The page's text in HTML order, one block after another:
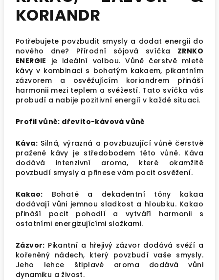
KORIANDR
Potřebujete povzbudit smysly a dodat energii do
nového dne? Přírodní sójová svíčka ZRNKO
ENERGIE je ideální volbou. Vůně čerstvě mleté
kávy v kombinaci s bohatým kakaem, pikantním
zázvorem a osvěžujícím koriandrem přináší
harmonii mezi teplem a svěžestí. Tato svíčka vás
probudí a nabije pozitivní energií v každé situaci.
Profil vůně: dřevito-kávová vůně
Káva: Silná, výrazná a povzbuzující vůně čerstvě
pražené kávy je středobodem této vůně. Káva
dodává intenzivní aroma, které okamžitě
povzbudí smysly a přinese vám pocit osvěžení.
Kakao: Bohaté a dekadentní tóny kakaa
dodávají vůni jemnou sladkost a hloubku. Kakao
přináší pocit pohodlí a vytváří harmonii s
ostatními energizujícími složkami.
Zázvor: Pikantní a hřejivý zázvor dodává svěží a
kořeněný nádech, který povzbudí vaše smysly.
Jeho lehce štiplavé aroma dodává vůni
dynamiku a živost.